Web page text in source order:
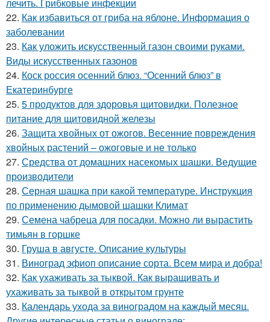
лечить. Грибковые инфекции
22. Как избавиться от гриба на яблоне. Информация о
заболевании
23. Как уложить искусственный газон своими руками.
Виды искусственных газонов
24. Коск россия осенний блюз. “Осенний блюз” в
Екатеринбурге
25. 5 продуктов для здоровья щитовидки. Полезное
питание для щитовидной железы
26. Защита хвойных от ожогов. Весенние повреждения
хвойных растений – ожоговые и не только
27. Средства от домашних насекомых шашки. Ведущие
производители
28. Серная шашка при какой температуре. Инструкция
по применению дымовой шашки Климат
29. Семена чабреца для посадки. Можно ли вырастить
тимьян в горшке
30. Груша в августе. Описание культуры
31. Виноград эфиоп описание сорта. Всем мира и добра!
32. Как ухаживать за тыквой. Как выращивать и
ухаживать за тыквой в открытом грунте
33. Календарь ухода за виноградом на каждый месяц.